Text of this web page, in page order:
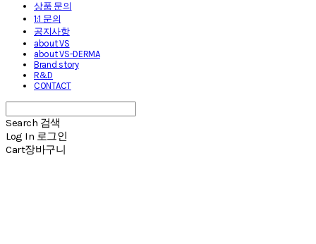
상품 문의
1:1 문의
공지사항
about VS
about VS-DERMA
Brand story
R&D
CONTACT
Search 검색
Log In 로그인
Cart장바구니